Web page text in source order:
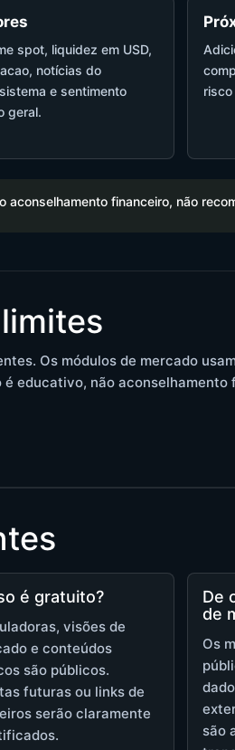
spot, liquidez em USD,
notícias do
e sentimento
geral.
financeiro, não
Os módulos de mercado
educativo, não aconselhamento
é gratuito?
visões de
e conteúdos
são públicos.
futuras ou links de
serão claramente
De
de
Os
são